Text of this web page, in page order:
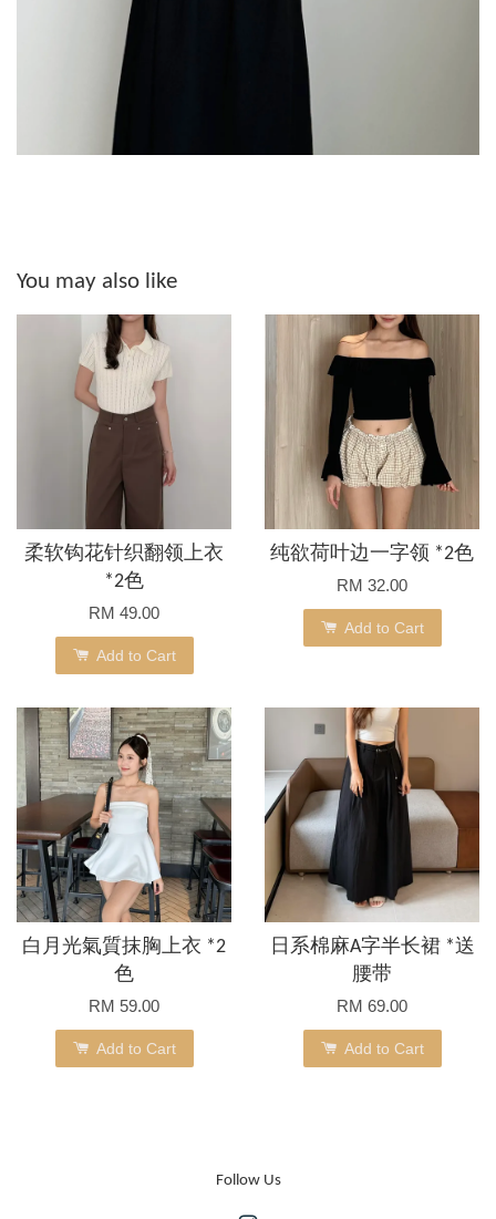
You may also like
柔软钩花针织翻领上衣
*2色
RM 49.00
Add to Cart
纯欲荷叶边一字领 *2色
RM 32.00
Add to Cart
白月光氣質抹胸上衣 *2
色
RM 59.00
Add to Cart
日系棉麻A字半长裙 *送
腰带
RM 69.00
Add to Cart
Follow Us